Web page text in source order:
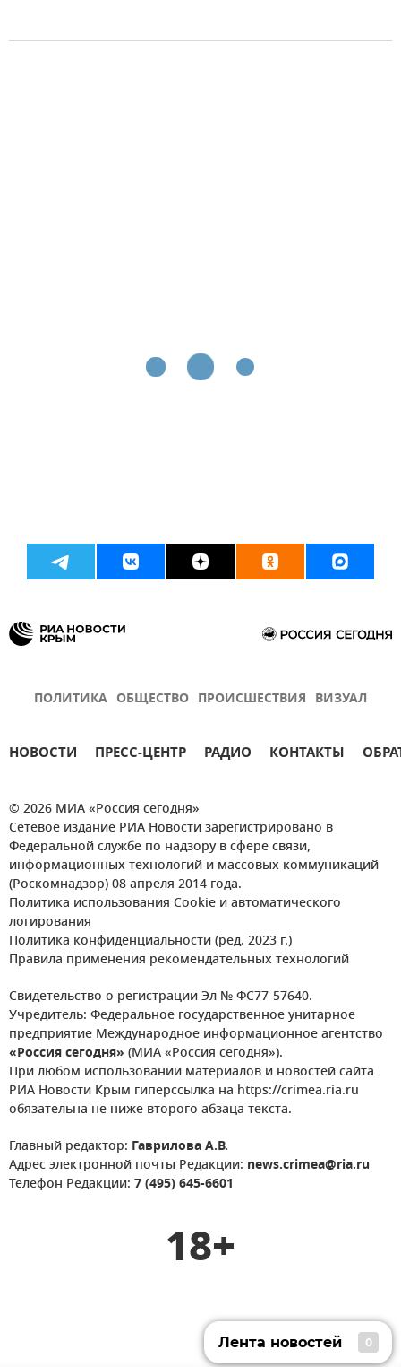
ПОЛИТИКА ОБЩЕСТВО ПРОИСШЕСТВИЯ ВИЗУАЛ
НОВОСТИ ПРЕСС-ЦЕНТР РАДИО КОНТАКТЫ
© 2026 МИА «Россия сегодня»
Сетевое издание РИА Новости зарегистрировано в
Федеральной службе по надзору в сфере связи,
информационных технологий и массовых коммуникаций
(Роскомнадзор) 08 апреля 2014 года.
Политика использования Cookie и автоматического
логирования
Политика конфиденциальности (ред. 2023 г.)
Правила применения рекомендательных технологий
Свидетельство о регистрации Эл № ФС77-57640.
Учредитель: Федеральное государственное унитарное
предприятие Международное информационное агентство
«Россия сегодня» (МИА «Россия сегодня»).
При любом использовании материалов и новостей сайта
РИА Новости Крым гиперссылка на https://crimea.ria.ru
обязательна не ниже второго абзаца текста.
Главный редактор: Гаврилова А.В.
Адрес электронной почты Редакции: news.crimea@ria.ru
Телефон Редакции: 7 (495) 645-6601
18+
Лента новостей 0